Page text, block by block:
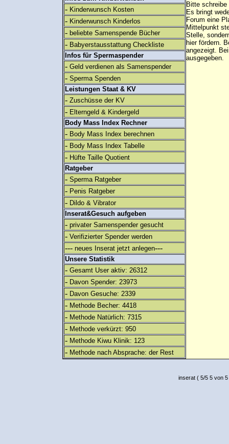
- Kinderwunsch Kosten
- Kinderwunsch Kinderlos
- beliebte Samenspende Bücher
- Babyerstausstattung Checkliste
Infos für Spermaspender
- Geld verdienen als Samenspender
- Sperma Spenden
Leistungen Staat & KV
- Zuschüsse der KV
- Elterngeld & Kindergeld
Body Mass Index Rechner
- Body Mass Index berechnen
- Body Mass Index Tabelle
- Hüfte Taille Quotient
Ratgeber
- Sperma Ratgeber
- Penis Ratgeber
- Dildo & Vibrator
Inserat&Gesuch aufgeben
- privater Samenspender gesucht
- Verifizierter Spender werden
--- neues Inserat jetzt anlegen---
Unsere Statistik
- Gesamt User aktiv: 26312
- Davon Spender: 23973
- Davon Gesuche: 2339
- Methode Becher: 4418
- Methode Natürlich: 7315
- Methode verkürzt: 950
- Methode Kiwu Klinik: 123
- Methode nach Absprache: der Rest
Bitte
Es bringt
Forum eine
Mittelpunkt
Stelle,
hier fördern.
angezeigt.
ausgegeben.
inserat( 5/5 5 von 5